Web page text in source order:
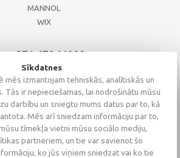
MANNOL
WIX
+371 67244008
+371 67271055
+371 26002793
Sīkdatnes
mēs izmantojam tehniskās, analītiskās un
Tās ir nepieciešamas, lai nodrošinātu mūsu
darbību un sniegtu mums datus par to, kā
Mēs arī sniedzam informāciju par to,
tīmekļa vietni mūsu sociālo mediju,
partneriem, un tie var savienot šo
ko jūs viņiem sniedzat vai ko tie